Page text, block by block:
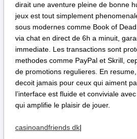
dirait une aventure pleine de bonne
jeux est tout simplement
sous modernes comme Book of
via chat en direct de 6h a minuit,
immediate. Les transactions sont
methodes comme PayPal et Skrill,
de promotions regulieres. En
decoit jamais pour ceux qui aiment
l’interface est fluide et conviviale
qui amplifie le plaisir de jouer.
casinoandfriends dk|